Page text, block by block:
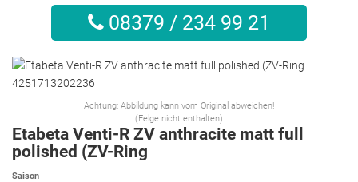
08379 / 234 99 21
Achtung: Abbildung kann vom Original abweichen!
(Felge nicht enthalten)
Etabeta Venti-R ZV anthracite matt full
polished (ZV-Ring
Saison